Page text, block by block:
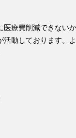
医療費削減できないか
活動しております。よ